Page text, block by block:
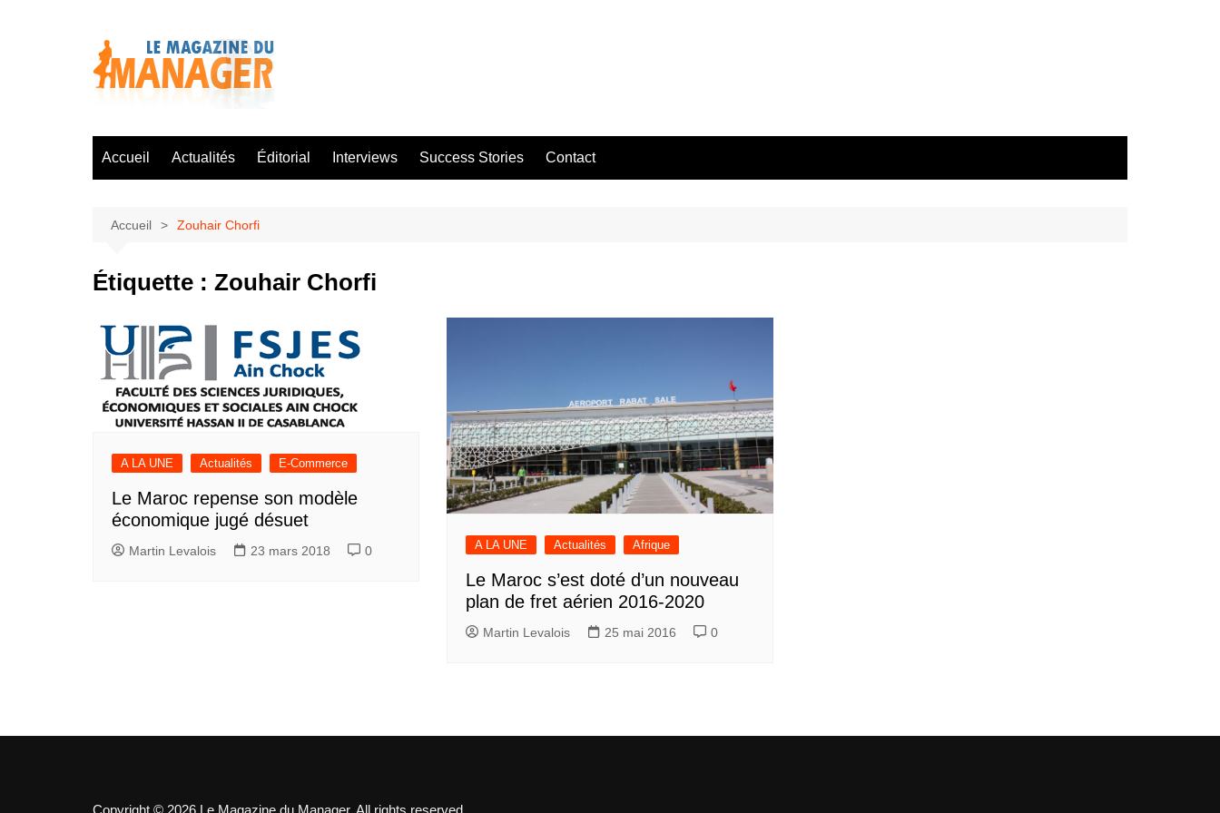
Accueil Actualités Éditorial Interviews Success Stories Contact
Accueil Zouhair Chorfi
Étiquette : Zouhair Chorfi
A LA UNE Actualités E-Commerce
Le Maroc repense son modèle
économique jugé désuet
Martin Levalois 23 mars 2018 0 A LA UNE Actualités Afrique
Le Maroc s’est doté d’un nouveau
plan de fret aérien 2016-2020
Martin Levalois 25 mai 2016 0
Copyright © 2026 Le Magazine du Manager. All rights reserved.